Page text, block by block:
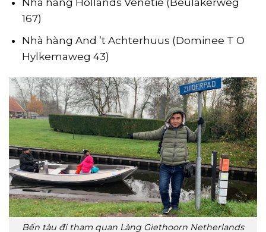
167)
Nhà hàng And ’t Achterhuus (Dominee T O
Hylkemaweg 43)
Bến tàu đi tham quan Làng Giethoorn Netherlands